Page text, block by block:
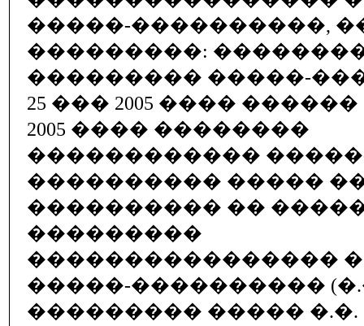
�����-����������,
���������:
��������� �����-
25 ��� 2005 ���� ������
2005 ���� ��������
������������
���������� �����
���������� ��
���������
����������������
�����-����������
��������� ����� �.�.